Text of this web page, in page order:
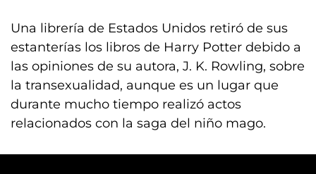
Una librería de Estados Unidos retiró de sus
estanterías los libros de Harry Potter debido a
las opiniones de su autora, J. K. Rowling, sobre
la transexualidad, aunque es un lugar que
durante mucho tiempo realizó actos
relacionados con la saga del niño mago.